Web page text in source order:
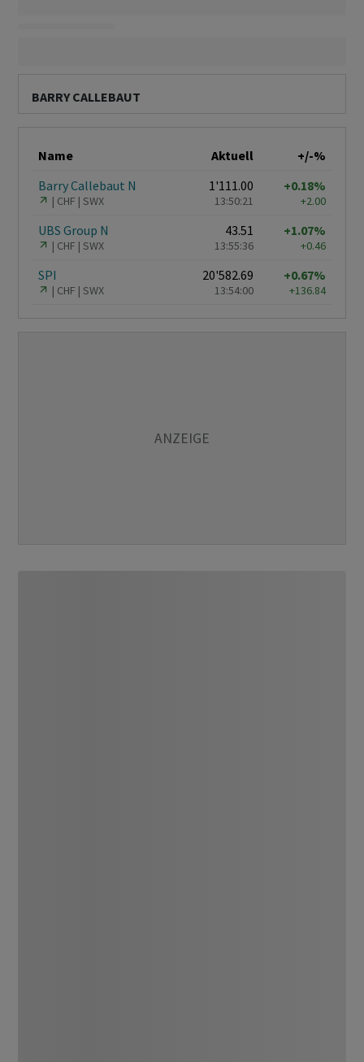
BARRY CALLEBAUT
Name Aktuell
+/-%
Barry Callebaut N
CHF SWX
1'111.00
13:50:21
+0.18%
+2.00
UBS Group N
CHF SWX
43.51
13:55:36
+1.07%
+0.46
SPI
CHF SWX
20'582.69
13:54:00
+0.67%
+136.84